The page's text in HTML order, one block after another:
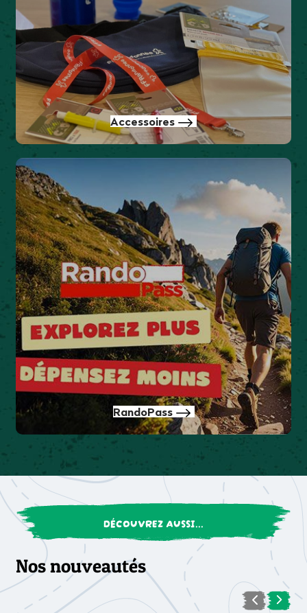
Accessoires
RandoPass
DÉCOUVREZ AUSSI...
Nos nouveautés